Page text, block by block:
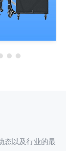
态以及行业的最